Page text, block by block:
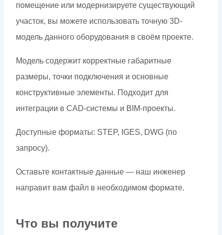
помещение или модернизируете существующий
участок, вы можете использовать точную 3D-
модель данного оборудования в своём проекте.
Модель содержит корректные габаритные
размеры, точки подключения и основные
конструктивные элементы. Подходит для
интеграции в CAD-системы и BIM-проекты.
Доступные форматы: STEP, IGES, DWG (по
запросу).
Оставьте контактные данные — наш инженер
направит вам файл в необходимом формате.
Что вы получите